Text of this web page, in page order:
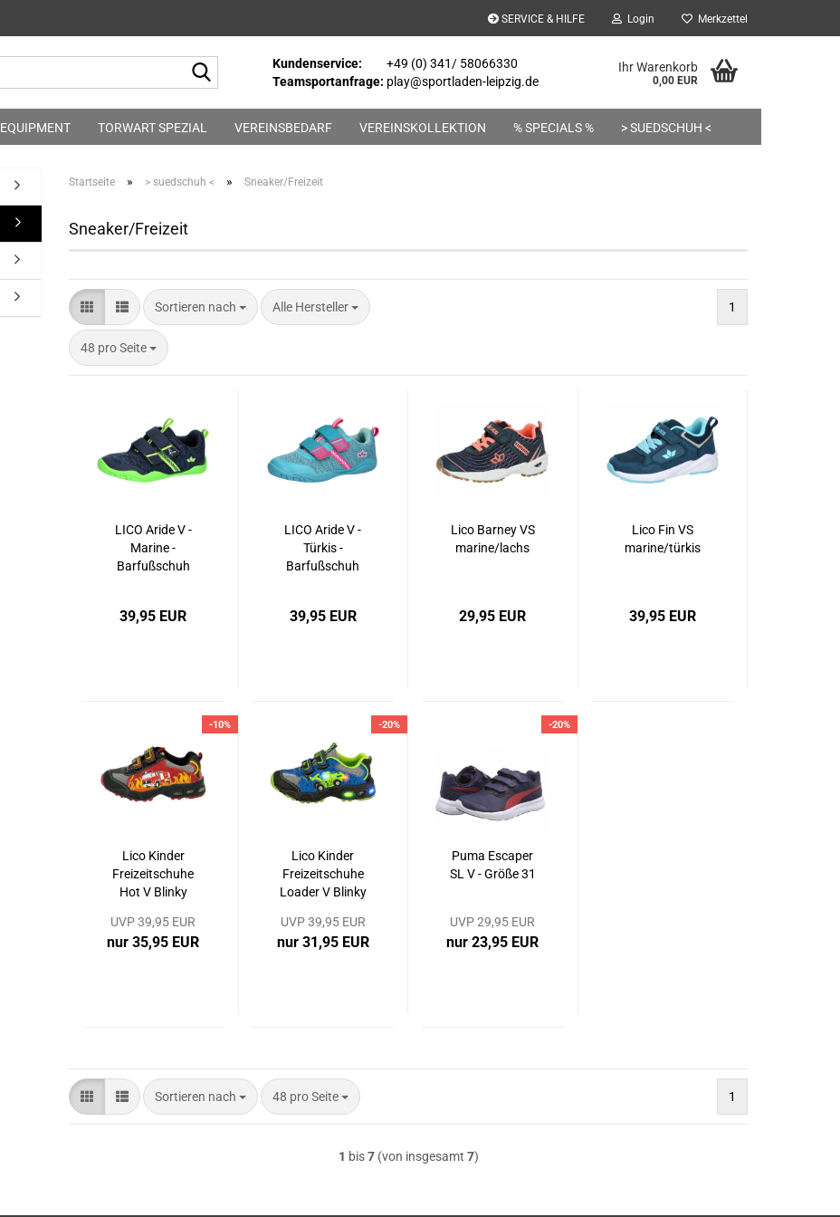
SERVICE & HILFE Login Merkzettel
Kundenservice:
+49 (0) 341/ 58066330
Teamsportanfrage: play@sportladen-leipzig.de
Ihr Warenkorb
0,00 EUR
EQUIPMENT TORWART SPEZIAL VEREINSBEDARF VEREINSKOLLEKTION % SPECIALS % > SUEDSCHUH <
Startseite » > suedschuh < » Sneaker/Freizeit
Sneaker/Freizeit
Sortieren nach
Sortieren nach Alle Hersteller
48 pro Seite
pro Seite
1
LICO Aride V -
Marine -
Barfußschuh
39,95 EUR
LICO Aride V -
Türkis -
Barfußschuh
39,95 EUR
Lico Barney VS
marine/lachs
29,95 EUR
Lico Fin VS
marine/türkis
39,95 EUR
-10%
Lico Kinder
Freizeitschuhe
Hot V Blinky
UVP 39,95 EUR
nur 35,95 EUR
-20%
Lico Kinder
Freizeitschuhe
Loader V Blinky
UVP 39,95 EUR
nur 31,95 EUR
-20%
Puma Escaper
SL V - Größe 31
UVP 29,95 EUR
nur 23,95 EUR
Sortieren nach
Sortieren nach 48 pro Seite
pro Seite 1
1 bis7(von insgesamt 7)